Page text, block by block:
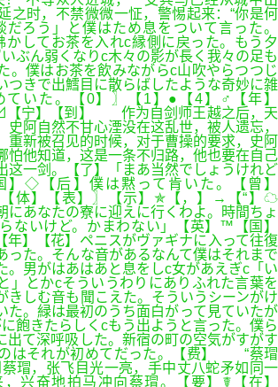
之时，不禁微微一怔，警惕起来：“你是何
だろう」と僕はため息をついて言った。
かしてお茶を入れc縁側に戻った。もう夕
ぶん弱くなりc木々の影が長く我々の足も
。僕はお茶を飲みながらc山吹やらつつじ
つきで出鱈目に散らばしたような奇妙に雑
ていた。【0】〗【1】●【4】♂【年】
宁】【到】 作为自剑师王越之后，天
史阿自然不甘心湮没在这乱世，被人遗忘，
重新被召见的时候，对于曹操的要求，史阿
怕他知道，这是一条不归路，他也要在自己
这一剑。【了】「まあ当然でしょうけれど
】◇【后】僕は黙って肯いた。【曾】
体】【表】〗【示】✯【，】→【“】☁
にあなたの寮に迎えに行くわよ。時間ちょ
ないけど。かまわない」【英】™【国】
年】【花】ペニスがヴァギナに入って往復
った。そんな音があるなんて僕はそれまで
。男がはあはあと息をしc女があえぎc「い
」とかcそういうわりにありふれた言葉を
きしむ音も聞こえた。そういうシーンがけ
た。緑は最初のうち面白がって見ていたが
飽きたらしくcもう出ようと言った。僕ら
出て深呼吸した。新宿の町の空気がすがす
はそれが初めてだった。【费】 “蔡瑁
瑁，张飞目光一亮，手中丈八蛇矛如同一
兴奋地拍马冲向蔡瑁。【要】☤【在】